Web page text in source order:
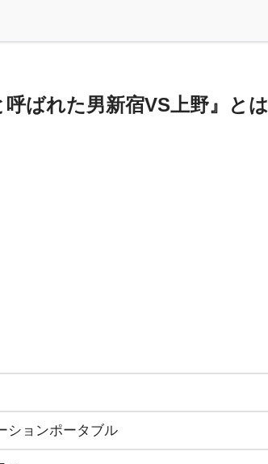
ばれた男新宿VS上野』とは
ションポータブル